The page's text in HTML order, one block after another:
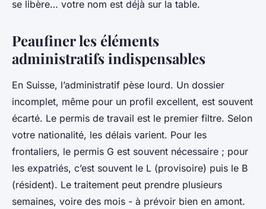
se libère… votre nom est déjà sur la table.
Peaufiner les éléments
administratifs indispensables
En Suisse, l’administratif pèse lourd. Un dossier
incomplet, même pour un profil excellent, est souvent
écarté. Le permis de travail est le premier filtre. Selon
votre nationalité, les délais varient. Pour les
frontaliers, le permis G est souvent nécessaire ; pour
les expatriés, c’est souvent le L (provisoire) puis le B
(résident). Le traitement peut prendre plusieurs
semaines, voire des mois - à prévoir bien en amont.